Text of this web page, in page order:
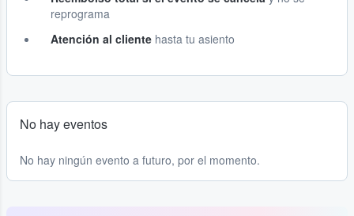
reprograma
Atención al cliente hasta tu asiento
No hay eventos
No hay ningún evento a futuro, por el momento.